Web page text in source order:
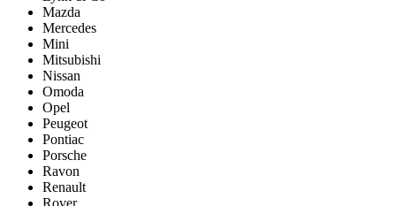
Mazda
Mercedes
Mini
Mitsubishi
Nissan
Omoda
Opel
Peugeot
Pontiac
Porsсhe
Ravon
Renault
Rover